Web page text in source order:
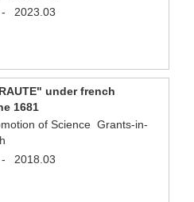
-
2023.03
under french
1681
of Science Grants-in-
-
2018.03